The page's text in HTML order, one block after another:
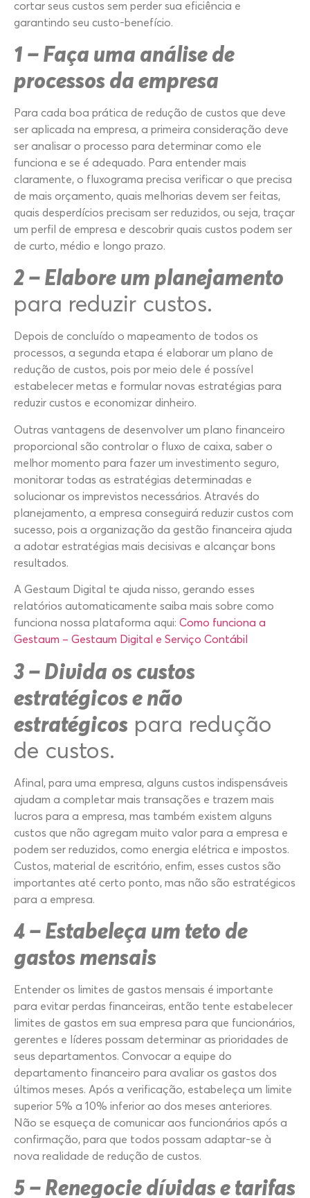
cortar seus custos sem perder sua eficiência e
garantindo seu custo-benefício.
1 – Faça uma análise de
processos da empresa
Para cada boa prática de redução de custos que deve
ser aplicada na empresa, a primeira consideração deve
ser analisar o processo para determinar como ele
funciona e se é adequado. Para entender mais
claramente, o fluxograma precisa verificar o que precisa
de mais orçamento, quais melhorias devem ser feitas,
quais desperdícios precisam ser reduzidos, ou seja, traçar
um perfil de empresa e descobrir quais custos podem ser
de curto, médio e longo prazo.
2 – Elabore um planejamento
para reduzir custos.
Depois de concluído o mapeamento de todos os
processos, a segunda etapa é elaborar um plano de
redução de custos, pois por meio dele é possível
estabelecer metas e formular novas estratégias para
reduzir custos e economizar dinheiro.
Outras vantagens de desenvolver um plano financeiro
proporcional são controlar o fluxo de caixa, saber o
melhor momento para fazer um investimento seguro,
monitorar todas as estratégias determinadas e
solucionar os imprevistos necessários. Através do
planejamento, a empresa conseguirá reduzir custos com
sucesso, pois a organização da gestão financeira ajuda
a adotar estratégias mais decisivas e alcançar bons
resultados.
A Gestaum Digital te ajuda nisso, gerando esses
relatórios automaticamente saiba mais sobre como
funciona nossa plataforma aqui: Como funciona a
Gestaum – Gestaum Digital e Serviço Contábil
3 – Divida os custos
estratégicos e não
estratégicos para redução
de custos.
Afinal, para uma empresa, alguns custos indispensáveis ​​
ajudam a completar mais transações e trazem mais
lucros para a empresa, mas também existem alguns
custos que não agregam muito valor para a empresa e
podem ser reduzidos, como energia elétrica e impostos.
Custos, material de escritório, enfim, esses custos são
importantes até certo ponto, mas não são estratégicos
para a empresa.
4 – Estabeleça um teto de
gastos mensais
Entender os limites de gastos mensais é importante
para evitar perdas financeiras, então tente estabelecer
limites de gastos em sua empresa para que funcionários,
gerentes e líderes possam determinar as prioridades de
seus departamentos. Convocar a equipe do
departamento financeiro para avaliar os gastos dos
últimos meses. Após a verificação, estabeleça um limite
superior 5% a 10% inferior ao dos meses anteriores.
Não se esqueça de comunicar aos funcionários após a
confirmação, para que todos possam adaptar-se à
nova realidade de redução de custos.
5 – Renegocie dívidas e tarifas